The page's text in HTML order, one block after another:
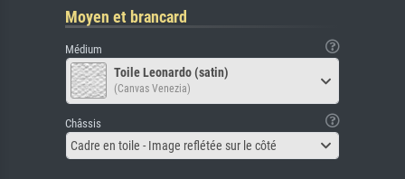
Moyen et brancard
Médium
Toile Leonardo (satin)
(Canvas Venezia)
Châssis
Cadre en toile - Image reflétée sur le côté